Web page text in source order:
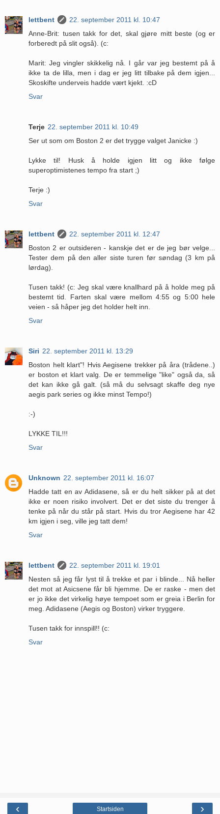
lettbent
22. september 2011 kl. 10:47
Anne-Brit: tusen takk for det, skal gjøre mitt beste (og er
forberedt på slit også). (c:
Marit: Jeg vingler skikkelig nå. I går var jeg bestemt på å
ikke ta de lilla, men i dag er jeg litt tilbake på dem igjen...
Skoskifte underveis hadde vært kjekt. :cD
Svar
Terje 22. september 2011 kl. 10:49
Ser ut som om Boston 2 er det trygge valget Janicke :)
Lykke til! Husk å holde igjen litt og ikke følge
superoptimistenes tempo fra start ;)
Terje :)
Svar
lettbent
22. september 2011 kl. 12:47
Boston 2 er outsideren - kanskje det er de jeg bør velge...
Tester dem på den aller siste turen før søndag (3 km på
lørdag).
Tusen takk! (c: Jeg skal være knallhard på å holde meg på
bestemt tid. Farten skal være mellom 4:55 og 5:00 hele
veien - så håper jeg det holder helt inn.
Svar
Siri 22. september 2011 kl. 13:29
Boston helt klart"! Hvis Aegisene trekker på åra (trådene..)
er boston et klart valg. De er temmelige "like" også da, så
det kan ikke gå galt. (så må du selvsagt skaffe deg nye
aegis park series og ikke minst Tempo!)
:-)
LYKKE TIL!!!
Svar
Unknown 22. september 2011 kl. 16:07
Hadde tatt en av Adidasene, så er du helt sikker på at det
ikke er noen risiko involvert. Det er det siste du trenger å
tenke på når du står på start. Hvis du tror Aegisene har 42
km igjen i seg, ville jeg tatt dem!
Svar
lettbent
22. september 2011 kl. 19:01
Nesten så jeg får lyst til å trekke et par i blinde... Nå heller
det mot at Asicsene får bli hjemme. De er raske - men det
er jo ikke det virkelig høye tempoet som er greia i Berlin for
meg. Adidasene (Aegis og Boston) virker tryggere.
Tusen takk for innspill!! (c:
Svar
‹ ›
Startsiden